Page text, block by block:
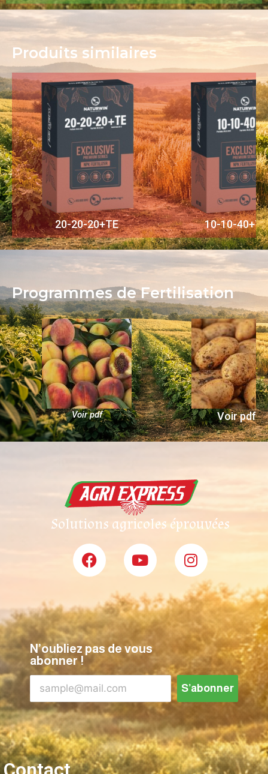
Produits similaires​
20-20-20+TE 10-10-40+TE
Programmes de Fertilisation
Voir pdf Voir pdf
Solutions agricoles éprouvées
N’oubliez pas de vous
abonner !
S’abonner